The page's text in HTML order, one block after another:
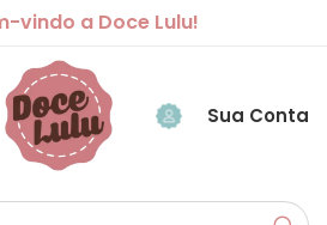
vindo a Doce Lulu!
Sua Conta